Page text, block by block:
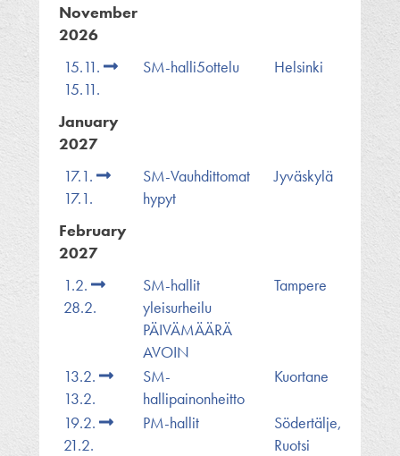
November
2026
15.11.
15.11.
SM-halli5ottelu Helsinki
January
2027
17.1.
17.1.
SM-Vauhdittomat
hypyt
Jyväskylä
February
2027
1.2.
28.2.
SM-hallit
yleisurheilu
PÄIVÄMÄÄRÄ
AVOIN
Tampere
13.2.
13.2.
SM-
hallipainonheitto
Kuortane
19.2.
21.2.
PM-hallit
Södertälje,
Ruotsi